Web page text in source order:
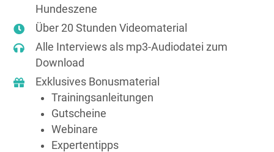
Hundeszene
Über 20 Stunden Videomaterial
Alle Interviews als mp3-Audiodatei zum
Download
Exklusives Bonusmaterial
Trainings­anleitungen
Gutscheine
Webinare
Expertentipps